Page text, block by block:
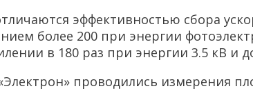
эффективностью сбора
более 200 при энергии
в 180 раз при энергии 3.5 кВ и
проводились измерения